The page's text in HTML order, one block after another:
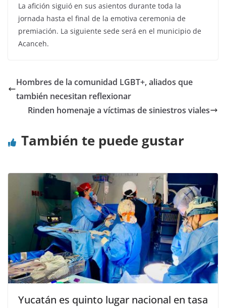
La afición siguió en sus asientos durante toda la
jornada hasta el final de la emotiva ceremonia de
premiación. La siguiente sede será en el municipio de
Acanceh.
Hombres de la comunidad LGBT+, aliados que
también necesitan reflexionar
Rinden homenaje a víctimas de siniestros viales
También te puede gustar
Yucatán es quinto lugar nacional en tasa